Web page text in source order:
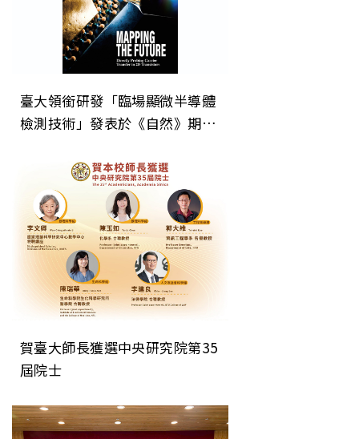
臺大領銜研發「臨場顯微半導體
檢測技術」發表於《自然》期
直接檢測技術
賀臺大師長獲選中央研究院第35
屆院士